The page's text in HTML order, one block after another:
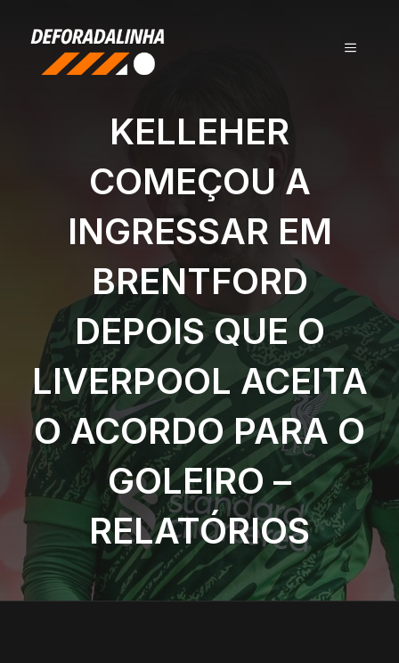
conteúdo
MENU
KELLEHER
COMEÇOU A
INGRESSAR EM
BRENTFORD
DEPOIS QUE O
LIVERPOOL ACEITA
O ACORDO PARA O
GOLEIRO –
RELATÓRIOS